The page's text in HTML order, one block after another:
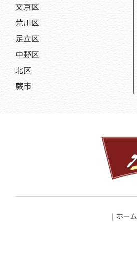
文京区
荒川区
足立区
中野区
北区
蕨市
ホーム